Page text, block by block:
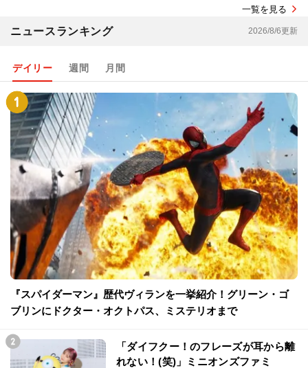
一覧を見る
ニュースランキング 2026/8/6更新
デイリー 週間 月間
『スパイダーマン』歴代ヴィランを一挙紹介！グリーン・ゴ
ブリンにドクター・オクトパス、ミステリオまで
「ダイフクー！のフレーズが耳から離
れない！(笑)」ミニオンズファミ